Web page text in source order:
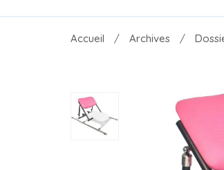
Accueil Archives